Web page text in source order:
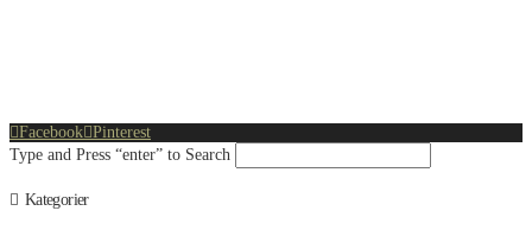
Facebook Pinterest
Type and Press “enter” to Search
Kategorier